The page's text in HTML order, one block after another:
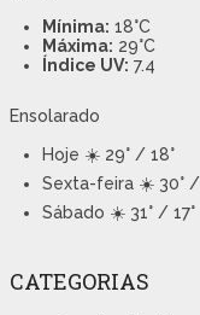
Mínima: 18°C
Máxima: 29°C
Índice UV: 7.4
Ensolarado
Hoje ☀️ 29° / 18°
Sexta-feira ☀️ 30° /
Sábado ☀️ 31° / 17°
CATEGORIAS